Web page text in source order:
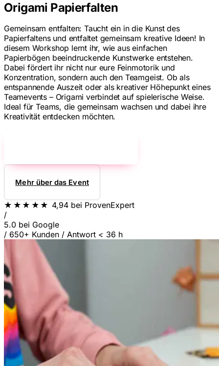
Origami Papierfalten
Gemeinsam entfalten: Taucht ein in die Kunst des
Papierfaltens und entfaltet gemeinsam kreative Ideen! In
diesem Workshop lernt ihr, wie aus einfachen
Papierbögen beeindruckende Kunstwerke entstehen.
Dabei fördert ihr nicht nur eure Feinmotorik und
Konzentration, sondern auch den Teamgeist. Ob als
entspannende Auszeit oder als kreativer Höhepunkt eines
Teamevents – Origami verbindet auf spielerische Weise.
Ideal für Teams, die gemeinsam wachsen und dabei ihre
Kreativität entdecken möchten.
Mehr über das Event
★★★★★ 4,94 bei ProvenExpert
/
5.0 bei Google
/ 650+ Kunden / Antwort < 36 h